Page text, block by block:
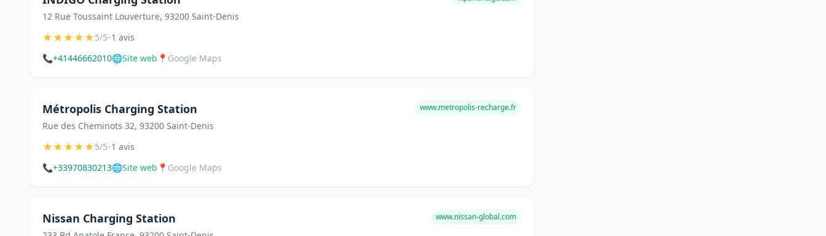
12 Rue Toussaint Louverture, 93200 Saint-Denis
★★★★★5/5•1 avis
📞+41446662010🌐Site web 📍 Google Maps
Métropolis Charging Station
Rue des Cheminots 32, 93200 Saint-Denis
www.metropolis-recharge.fr
★★★★★5/5•1 avis
📞+33970830213🌐Site web 📍 Google Maps
Nissan Charging Station www.nissan-global.com